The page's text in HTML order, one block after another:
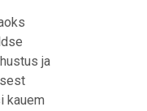
ja
kauem